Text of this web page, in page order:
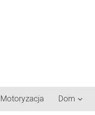
Motoryzacja Dom